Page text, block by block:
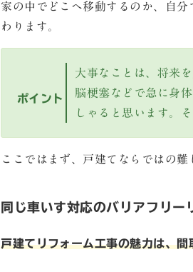
家の中でどこへ移動するのか、自
わります。
ポイント
大事なことは、将来
脳梗塞などで急に身
しゃると思います。
ここではまず、戸建てならではの
同じ車いす対応のバリアフリー
戸建てリフォーム工事の魅力は、